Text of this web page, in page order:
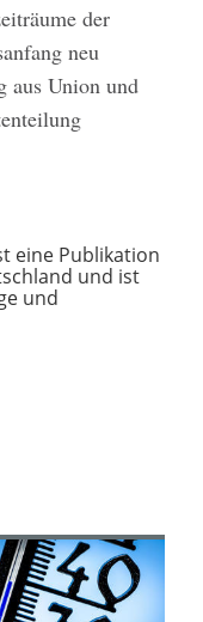
der
neu
aus Union und
eine Publikation
und ist
und